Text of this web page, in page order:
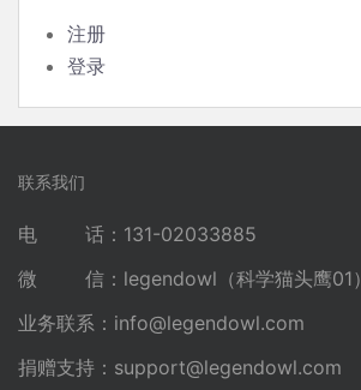
注册
登录
联系我们
电 话：131-02033885
微 信：legendowl（科学猫头鹰01）
业务联系： info@legendowl.com
捐赠支持： support@legendowl.com